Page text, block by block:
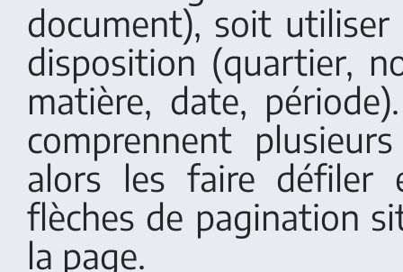
document), soit
disposition (quartier,
matière, date,
comprennent
alors les faire défiler
flèches de pagination
la page.